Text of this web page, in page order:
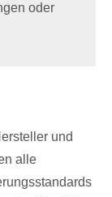
oder
und
alle